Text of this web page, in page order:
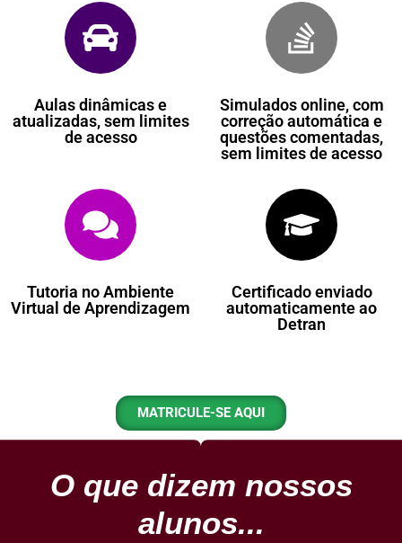
Aulas dinâmicas e
atualizadas, sem limites
de acesso
Simulados online, com
correção automática e
questões comentadas,
sem limites de acesso
Tutoria no Ambiente
Virtual de Aprendizagem
Certificado enviado
automaticamente ao
Detran
MATRICULE-SE AQUI
O que dizem nossos
alunos...